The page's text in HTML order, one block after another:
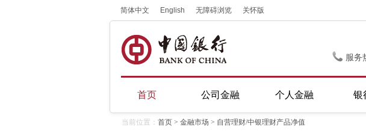
简体中文 English 无障碍浏览 关怀版
服务
首页 公司金融 个人金融 银
当前位置： 首页 > 金融市场 > 自营理财/中银理财产品净值